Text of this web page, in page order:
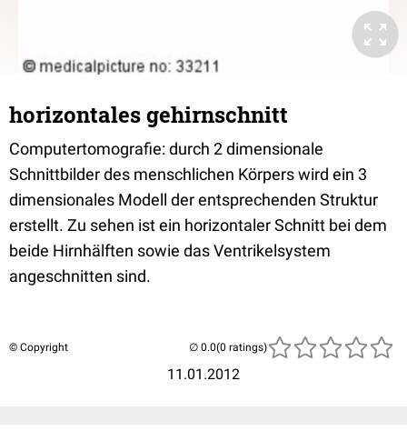
horizontales gehirnschnitt
Computertomografie: durch 2 dimensionale
Schnittbilder des menschlichen Körpers wird ein 3
dimensionales Modell der entsprechenden Struktur
erstellt. Zu sehen ist ein horizontaler Schnitt bei dem
beide Hirnhälften sowie das Ventrikelsystem
angeschnitten sind.
© Copyright
11.01.2012
(0 ratings)